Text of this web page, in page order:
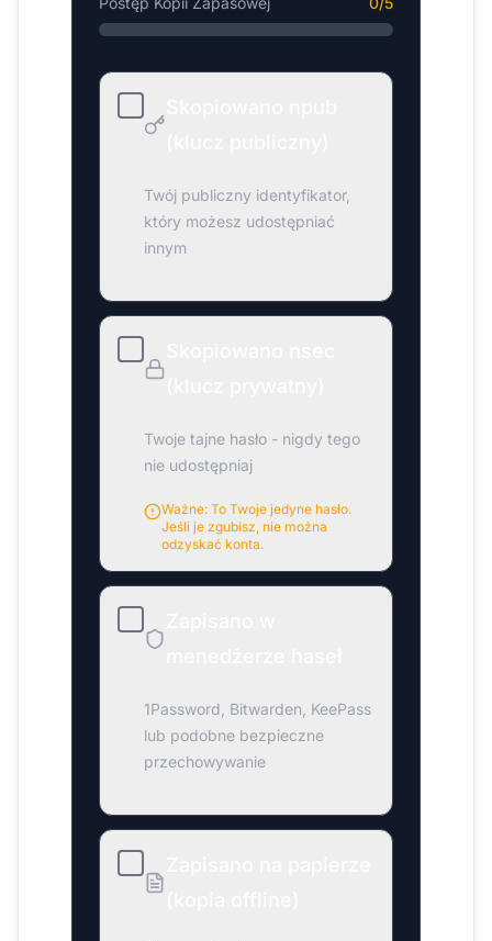
Twój publiczny identyfikator,
który możesz udostępniać
innym
Twoje tajne hasło - nigdy tego
nie udostępniaj
Ważne: To Twoje jedyne hasło.
Jeśli je zgubisz, nie można
odzyskać konta.
1Password, Bitwarden, KeePass
lub podobne bezpieczne
przechowywanie